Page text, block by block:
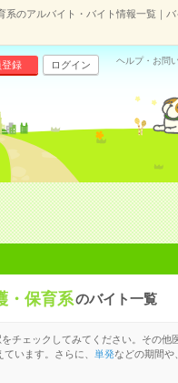
系のアルバイト・バイト情報一覧｜
録 ログイン ヘルプ・お問
・保育系のバイト一覧
チェックしてみてください。その他
います。さらに、 単発などの期間や、